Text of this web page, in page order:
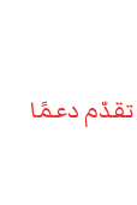
تقدّم دعمًا